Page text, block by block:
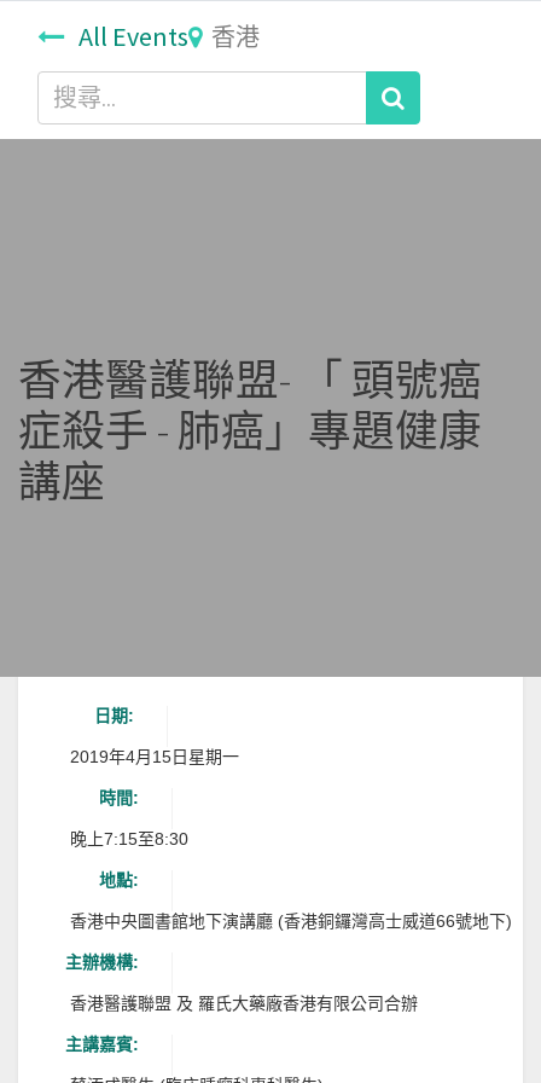
All Events 香港
香港醫護聯盟- 「 頭號癌
症殺手 - 肺癌」專題健康
講座
日期:
2019年4月15日星期一
時間:
晚上7:15至8:30
地點:
香港中央圖書館地下演講廳 (香港銅鑼灣高士威道66號地下)
主辦機構:
香港醫護聯盟 及 羅氏大藥廠香港有限公司合辦
主講嘉賓: